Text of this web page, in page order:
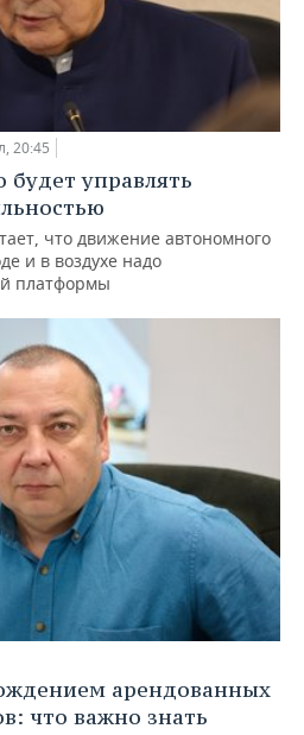
20:45
будет управлять
что движение автономного
и в воздухе надо
платформы
арендованных
что важно знать